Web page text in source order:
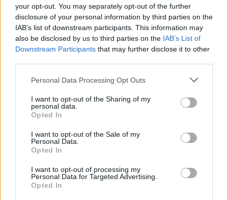
your opt-out. You may separately opt-out of the further
disclosure of your personal information by third parties on the
IAB’s list of downstream participants. This information may
also be disclosed by us to third parties on the IAB’s List of
Downstream Participants that may further disclose it to other
Personal Data Processing Opt Outs
I want to opt-out of the Sharing of my
personal data.
Opted In
I want to opt-out of the Sale of my
Personal Data.
Opted In
I want to opt-out of processing my
Personal Data for Targeted Advertising.
Opted In
και μάθετε πρώτοιτα πιο hot νέα
Διαβάστε περισσότερα θέματα για Μόδα,
Ομορφιά,Σχέσεις
Pink.gr!
Ακολουθήστε το E-Radio.gr και στο Instagram
ΔΙΑΦΗΜΙΣΗ